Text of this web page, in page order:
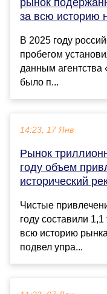
за всю историю
В 2025 году
пробегом
данным агентства
было п...
14:23, 17 Янв
Рынок
году объем
исторический
Чистые
году составили
всю историю
подвел упра...